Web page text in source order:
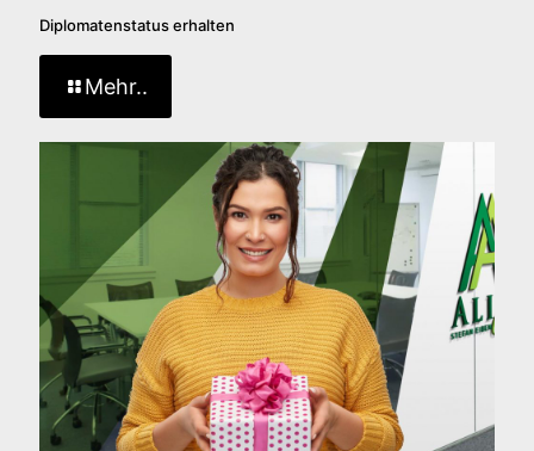
Diplomatenstatus erhalten
Mehr..